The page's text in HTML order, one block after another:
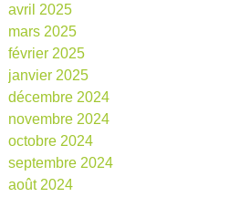
avril 2025
mars 2025
février 2025
janvier 2025
décembre 2024
novembre 2024
octobre 2024
septembre 2024
août 2024